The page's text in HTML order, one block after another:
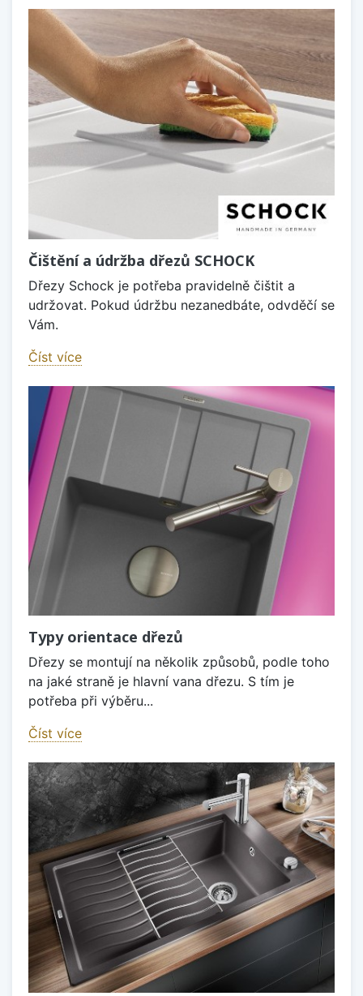
Čištění a údržba dřezů SCHOCK
Dřezy Schock je potřeba pravidelně čištit a
udržovat. Pokud údržbu nezanedbáte, odvděčí se
Vám.
Číst více
Typy orientace dřezů
Dřezy se montují na několik způsobů, podle toho
na jaké straně je hlavní vana dřezu. S tím je
potřeba při výběru...
Číst více